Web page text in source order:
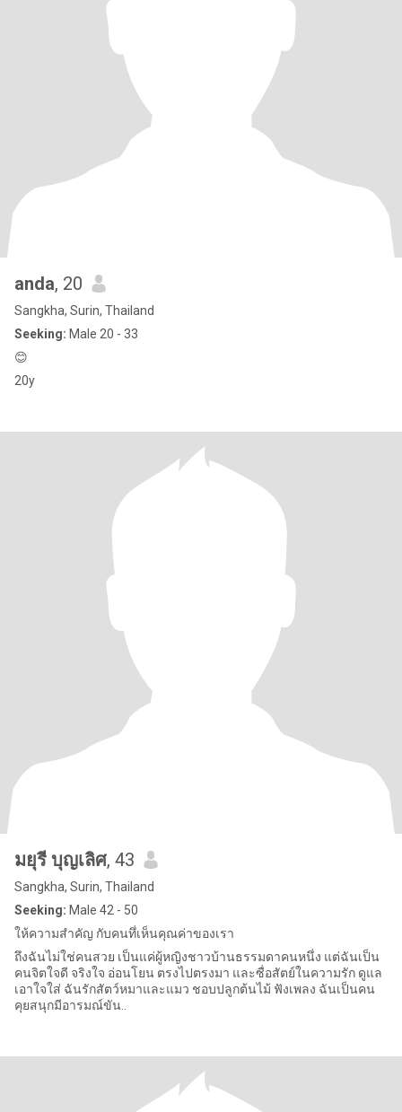
anda, 20
Sangkha, Surin, Thailand
Seeking: Male 20 - 33
😊
20y
มยุรี บุญเลิศ, 43
Sangkha, Surin, Thailand
Seeking: Male 42 - 50
ให้ความสำคัญ กับคนทึ่เห็นคุณค่าของเรา
ถึงฉันไม่ใช่คนสวย เป็นแค่ผู้หญิงชาวบ้านธรรมดาคนหนึ่ง แต่ฉันเป็น
คนจิตใจดี จริงใจ อ่อนโยน ตรงไปตรงมา และซื่อสัตย์ในความรัก ดูแล
เอาใจใส่ ฉันรักสัตว์หมาและแมว ชอบปลูกต้นไม้ ฟังเพลง ฉันเป็นคน
คุยสนุกมีอารมณ์ขัน..